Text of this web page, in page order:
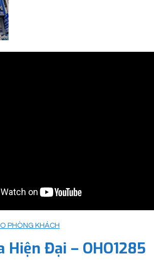
PHÒNG KHÁCH
Hiện Đại – OHO1285